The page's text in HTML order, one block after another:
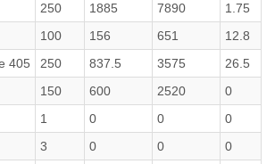
250 1885 7890 1.75
100 156 651 12.8
405
250 837.5 3575 26.5
150 600 2520 0
1 0 0 0
3 0 0 0